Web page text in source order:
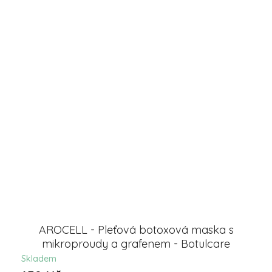
AROCELL - Pleťová botoxová maska s
mikroproudy a grafenem - Botulcare
Skladem